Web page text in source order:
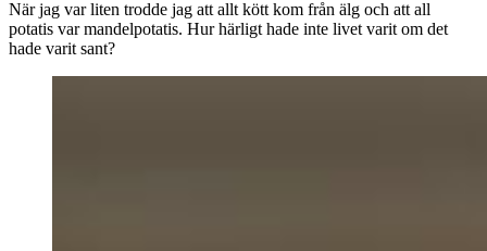
När jag var liten trodde jag att allt kött kom från älg och att all
potatis var mandelpotatis. Hur härligt hade inte livet varit om det
hade varit sant?